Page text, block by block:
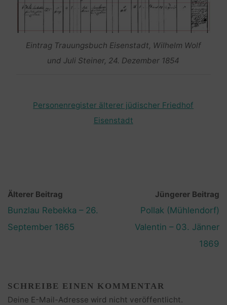
Eintrag Trauungsbuch Eisenstadt, Wilhelm Wolf
und Juli Steiner, 24. Dezember 1854
Personenregister älterer jüdischer Friedhof
Eisenstadt
Älterer Beitrag
Bunzlau Rebekka – 26.
September 1865
Jüngerer Beitrag
Pollak (Mühlendorf)
Valentin – 03. Jänner
1869
SCHREIBE EINEN KOMMENTAR
Deine E-Mail-Adresse wird nicht veröffentlicht.